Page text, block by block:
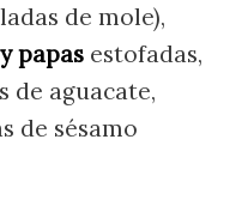
de mole),
papas estofadas,
de aguacate,
de sésamo